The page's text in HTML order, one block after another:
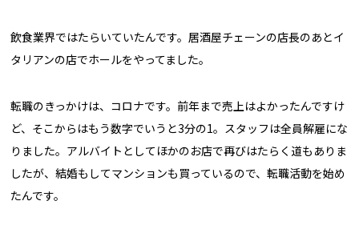
飲食業界ではたらいていたんです。居酒屋チェーンの店長のあとイ
タリアンの店でホールをやってました。
転職のきっかけは、コロナです。前年まで売上はよかったんですけ
ど、そこからはもう数字でいうと3分の1。スタッフは全員解雇にな
りました。アルバイトとしてほかのお店で再びはたらく道もありま
したが、結婚もしてマンションも買っているので、転職活動を始め
たんです。